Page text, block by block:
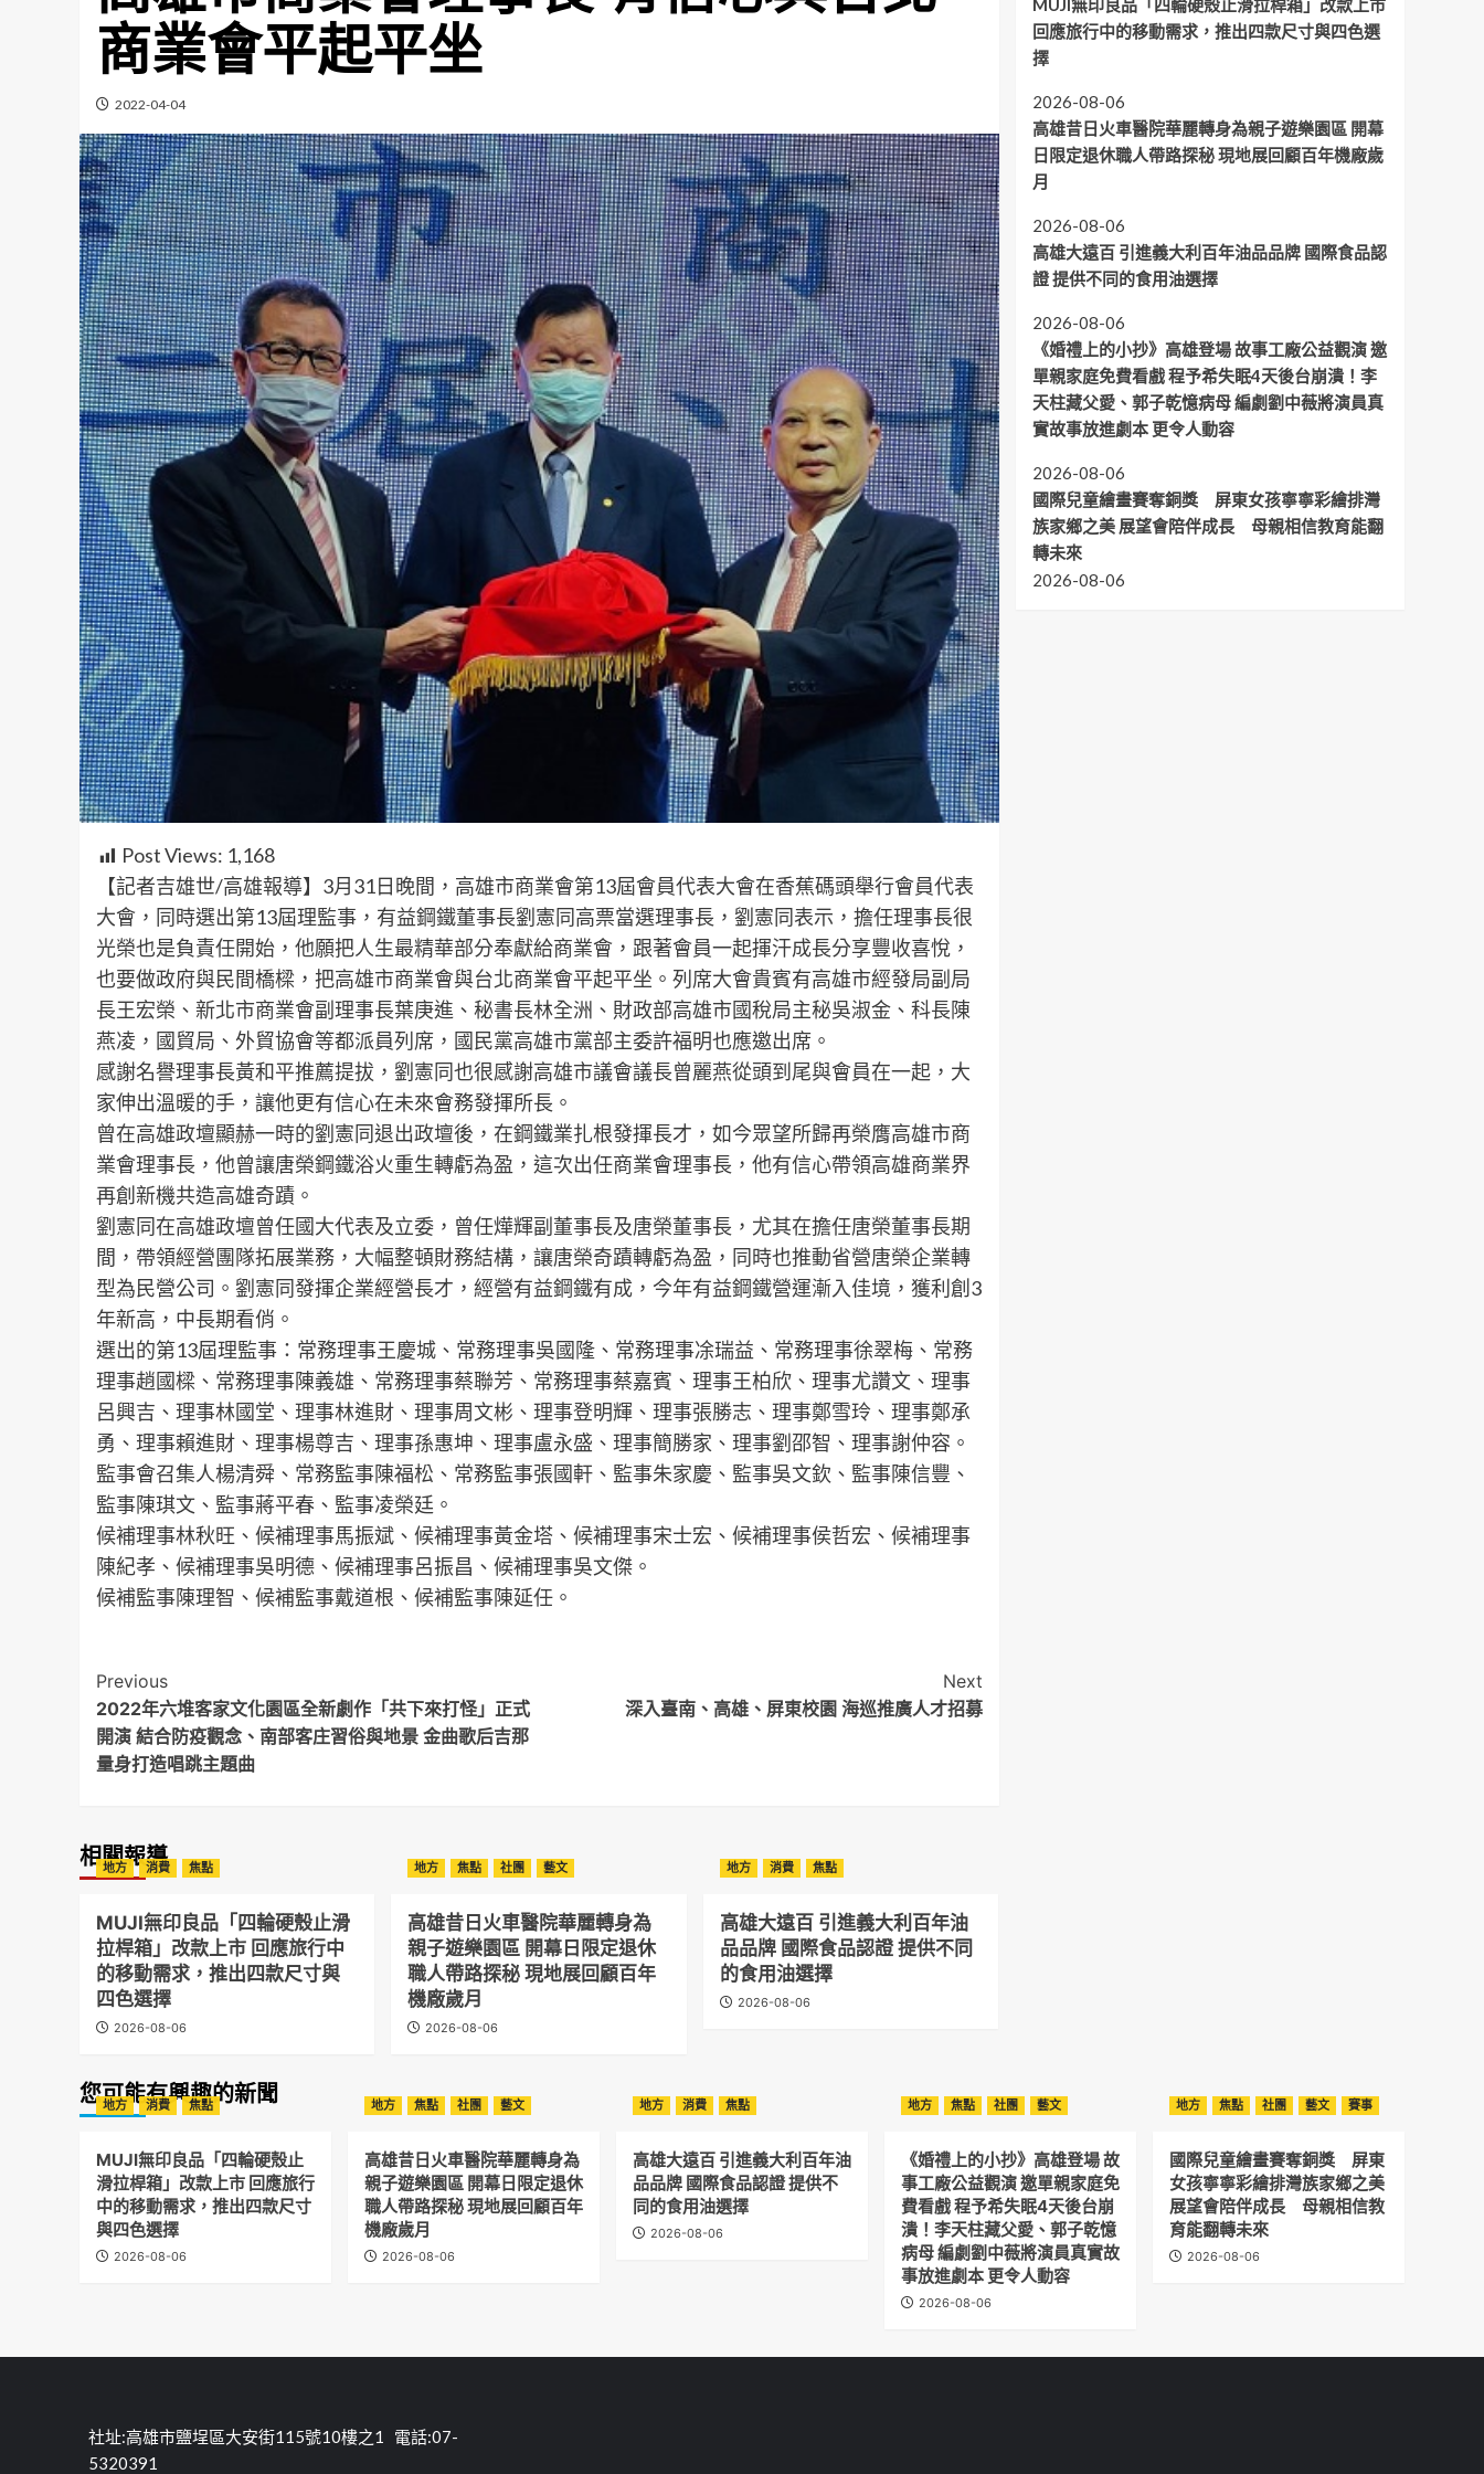
商業會平起平坐
2022-04-04
Post Views: 1,168
【記者吉雄世/高雄報導】3月31日晚間，高雄市商業會第13屆會員代表大會在香蕉碼頭舉行會員代表
大會，同時選出第13屆理監事，有益鋼鐵董事長劉憲同高票當選理事長，劉憲同表示，擔任理事長很
光榮也是負責任開始，他願把人生最精華部分奉獻給商業會，跟著會員一起揮汗成長分享豐收喜悅，
也要做政府與民間橋樑，把高雄市商業會與台北商業會平起平坐。列席大會貴賓有高雄市經發局副局
長王宏榮、新北市商業會副理事長葉庚進、秘書長林全洲、財政部高雄市國稅局主秘吳淑金、科長陳
燕凌，國貿局、外貿協會等都派員列席，國民黨高雄市黨部主委許福明也應邀出席。
感謝名譽理事長黃和平推薦提拔，劉憲同也很感謝高雄市議會議長曾麗燕從頭到尾與會員在一起，大
家伸出溫暖的手，讓他更有信心在未來會務發揮所長。
曾在高雄政壇顯赫一時的劉憲同退出政壇後，在鋼鐵業扎根發揮長才，如今眾望所歸再榮膺高雄市商
業會理事長，他曾讓唐榮鋼鐵浴火重生轉虧為盈，這次出任商業會理事長，他有信心帶領高雄商業界
再創新機共造高雄奇蹟。
劉憲同在高雄政壇曾任國大代表及立委，曾任燁輝副董事長及唐榮董事長，尤其在擔任唐榮董事長期
間，帶領經營團隊拓展業務，大幅整頓財務結構，讓唐榮奇蹟轉虧為盈，同時也推動省營唐榮企業轉
型為民營公司。劉憲同發揮企業經營長才，經營有益鋼鐵有成，今年有益鋼鐵營運漸入佳境，獲利創3
年新高，中長期看俏。
選出的第13屆理監事：常務理事王慶城、常務理事吳國隆、常務理事凃瑞益、常務理事徐翠梅、常務
理事趙國樑、常務理事陳義雄、常務理事蔡聯芳、常務理事蔡嘉賓、理事王柏欣、理事尤讚文、理事
呂興吉、理事林國堂、理事林進財、理事周文彬、理事登明輝、理事張勝志、理事鄭雪玲、理事鄭承
勇、理事賴進財、理事楊尊吉、理事孫惠坤、理事盧永盛、理事簡勝家、理事劉邵智、理事謝仲容。
監事會召集人楊清舜、常務監事陳福松、常務監事張國軒、監事朱家慶、監事吳文欽、監事陳信豐、
監事陳琪文、監事蔣平春、監事凌榮廷。
候補理事林秋旺、候補理事馬振斌、候補理事黃金塔、候補理事宋士宏、候補理事侯哲宏、候補理事
陳紀孝、候補理事吳明德、候補理事呂振昌、候補理事吳文傑。
候補監事陳理智、候補監事戴道根、候補監事陳延任。
Post
Navigation
Previous
2022年六堆客家文化園區全新劇作「共下來打怪」正式
開演 結合防疫觀念、南部客庄習俗與地景 金曲歌后吉那
量身打造唱跳主題曲
Next
深入臺南、高雄、屏東校園 海巡推廣人才招募
相關報導
地方 消費 焦點
MUJI無印良品「四輪硬殼止滑
拉桿箱」改款上市 回應旅行中
的移動需求，推出四款尺寸與
四色選擇
2026-08-06
地方 焦點 社團 藝文
高雄昔日火車醫院華麗轉身為
親子遊樂園區 開幕日限定退休
職人帶路探秘 現地展回顧百年
機廠歲月
2026-08-06
地方 消費 焦點
高雄大遠百 引進義大利百年油
品品牌 國際食品認證 提供不同
的食用油選擇
2026-08-06
MUJI無印良品「四輪硬殼止滑拉桿箱」改款上市
回應旅行中的移動需求，推出四款尺寸與四色選
擇
2026-08-06
高雄昔日火車醫院華麗轉身為親子遊樂園區 開幕
日限定退休職人帶路探秘 現地展回顧百年機廠歲
月
2026-08-06
高雄大遠百 引進義大利百年油品品牌 國際食品認
證 提供不同的食用油選擇
2026-08-06
《婚禮上的小抄》高雄登場 故事工廠公益觀演 邀
單親家庭免費看戲 程予希失眠4天後台崩潰！李
天柱藏父愛、郭子乾憶病母 編劇劉中薇將演員真
實故事放進劇本 更令人動容
2026-08-06
國際兒童繪畫賽奪銅獎 屏東女孩寧寧彩繪排灣
族家鄉之美 展望會陪伴成長 母親相信教育能翻
轉未來
2026-08-06
您可能有興趣的新聞
地方 消費 焦點
MUJI無印良品「四輪硬殼止
滑拉桿箱」改款上市 回應旅行
中的移動需求，推出四款尺寸
與四色選擇
2026-08-06
地方 焦點 社團 藝文
高雄昔日火車醫院華麗轉身為
親子遊樂園區 開幕日限定退休
職人帶路探秘 現地展回顧百年
機廠歲月
2026-08-06
地方 消費 焦點
高雄大遠百 引進義大利百年油
品品牌 國際食品認證 提供不
同的食用油選擇
2026-08-06
地方 焦點 社團 藝文
《婚禮上的小抄》高雄登場 故
事工廠公益觀演 邀單親家庭免
費看戲 程予希失眠4天後台崩
潰！李天柱藏父愛、郭子乾憶
病母 編劇劉中薇將演員真實故
事放進劇本 更令人動容
2026-08-06
地方 焦點 社團 藝文 賽事
國際兒童繪畫賽奪銅獎 屏東
女孩寧寧彩繪排灣族家鄉之美
展望會陪伴成長 母親相信教
育能翻轉未來
2026-08-06
社址:高雄市鹽埕區大安街115號10樓之1 電話:07-
5320391